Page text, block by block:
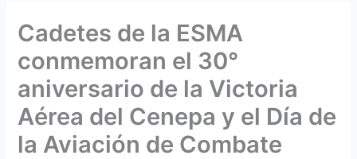
Cadetes de la ESMA
conmemoran el 30°
aniversario de la Victoria
Aérea del Cenepa y el Día de
la Aviación de Combate